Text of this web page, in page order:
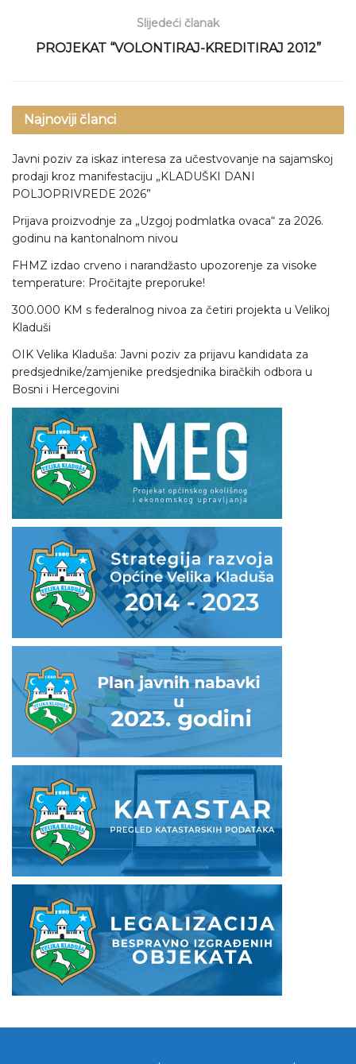
Slijedeći članak
PROJEKAT “VOLONTIRAJ-KREDITIRAJ 2012”
Najnoviji članci
Javni poziv za iskaz interesa za učestvovanje na sajamskoj
prodaji kroz manifestaciju „KLADUŠKI DANI
POLJOPRIVREDE 2026”
Prijava proizvodnje za „Uzgoj podmlatka ovaca“ za 2026.
godinu na kantonalnom nivou
FHMZ izdao crveno i narandžasto upozorenje za visoke
temperature: Pročitajte preporuke!
300.000 KM s federalnog nivoa za četiri projekta u Velikoj
Kladuši
OIK Velika Kladuša: Javni poziv za prijavu kandidata za
predsjednike/zamjenike predsjednika biračkih odbora u
Bosni i Hercegovini